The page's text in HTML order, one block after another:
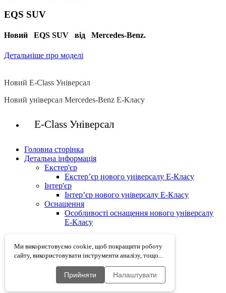
EQS SUV
Новий EQS SUV від Mercedes-Benz.
Детальніше про моделі
Новий E-Class Універсал
Новий універсал Mercedes-Benz E-Класу
E-Class Універсал
Головна сторінка
Детальна інформація
Екстер'єр
Екстер’єр нового універсалу Е-Класу
Інтер'єр
Інтер’єр нового універсалу Е-Класу
Оснащення
Особливості оснащення нового універсалу
Е-Класу
Карта сайту
Захист даних
Правова інформація
Ми використовуємо cookie, щоб покращити роботу
сайту, використовувати інструменти аналізу, тощо...
Прийняти Налаштувати